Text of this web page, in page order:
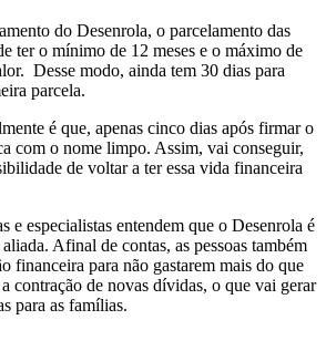
do Desenrola, o parcelamento das
ter o mínimo de 12 meses e o máximo de
Desse modo, ainda tem 30 dias para
parcela.
é que, apenas cinco dias após firmar o
com o nome limpo. Assim, vai conseguir,
de voltar a ter essa vida financeira
e especialistas entendem que o Desenrola é
Afinal de contas, as pessoas também
financeira para não gastarem mais do que
contração de novas dívidas, o que vai gerar
para as famílias.